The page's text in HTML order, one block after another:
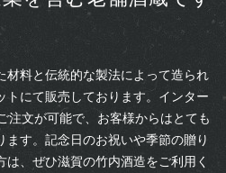
材料と伝統的な製法によって造られ
トにて販売しております。インター
注文が可能で、お客様からはとても
す。記念日のお祝いや季節の贈り
、ぜひ滋賀の竹内酒造をご利用く